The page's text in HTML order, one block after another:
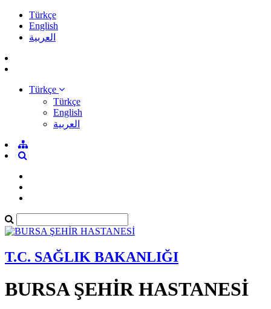
Türkçe
English
العربية
Türkçe
Türkçe
English
العربية
T.C. SAĞLIK BAKANLIĞI
BURSA ŞEHİR HASTANESİ